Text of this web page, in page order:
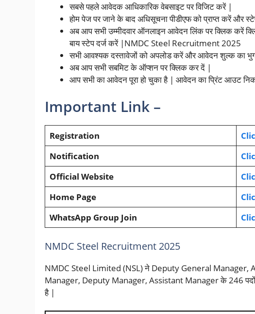
सबसे पहले आवेदक आधिकारिक वेबसाइट पर विजिट करें |
होम पेज पर जाने के बाद अधिसूचना पीडीएफ को प्राप्त करें और
अब आप सभी उम्मीदवार ऑनलाइन आवेदन लिंक पर क्लिक करें
बाय स्टेप दर्ज करें |NMDC Steel Recruitment 2025
सभी आवश्यक दस्तावेजों को अपलोड करें और आवेदन शुल्क का
अब आप सभी सबमिट के ऑप्शन पर क्लिक कर दें |
आप सभी का आवेदन पूरा हो चुका है | आवेदन का प्रिंट आउट
Important Link –
Registration
Notification
Official Website
Home Page
WhatsApp Group Join
NMDC Steel Recruitment 2025
NMDC Steel Limited (NSL) ने Deputy General Manager,
Manager, Deputy Manager, Assistant Manager के 246
है |